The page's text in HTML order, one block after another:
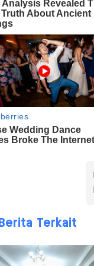
Berita Terkait